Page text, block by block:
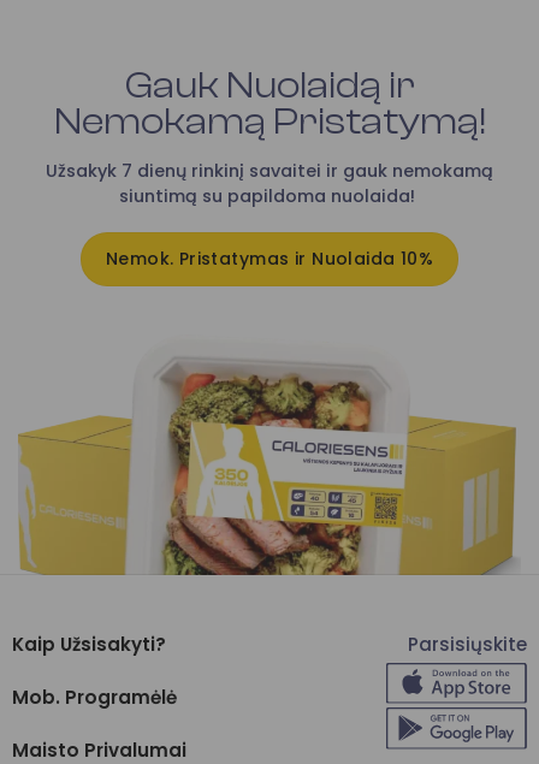
Gauk Nuolaidą ir
Nemokamą Pristatymą!
Užsakyk 7 dienų rinkinį savaitei ir gauk nemokamą
siuntimą su papildoma nuolaida!
Nemok. Pristatymas ir Nuolaida 10%
Kaip Užsisakyti?
Mob. Programėlė
Maisto Privalumai
Parsisiųskite